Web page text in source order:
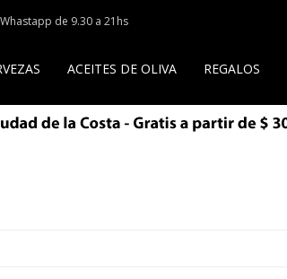
ACEITES DE OLIVA REGALOS
de 9.30 a 21hs